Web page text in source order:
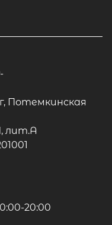
Потемкинская
лит.А
20:00